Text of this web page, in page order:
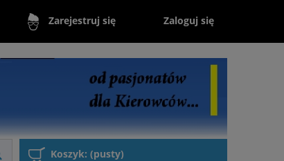
Zarejestruj się Zaloguj się
Koszyk: (pusty)